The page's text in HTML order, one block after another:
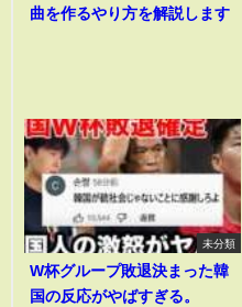
曲を作るやり方を解説します
未分類
W杯グループ敗退決まった韓
国の反応がやばすぎる。